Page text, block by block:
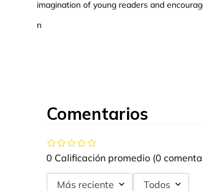
imagination of young readers and
n
Comentarios
0 Calificación promedio (0
Más reciente Todos